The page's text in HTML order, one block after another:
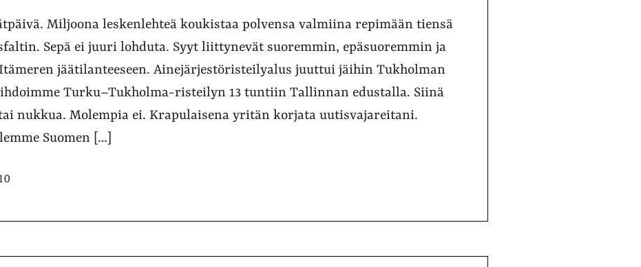
Miljoona leskenlehteä koukistaa polvensa valmiina repimään tiensä
Sepä ei juuri lohduta. Syyt liittynevät suoremmin, epäsuoremmin ja
jäätilanteeseen. Ainejärjestöristeilyalus juuttui jäihin Tukholman
Turku–Tukholma-risteilyn 13 tuntiin Tallinnan edustalla. Siinä
nukkua. Molempia ei. Krapulaisena yritän korjata uutisvajareitani.
Suomen […]